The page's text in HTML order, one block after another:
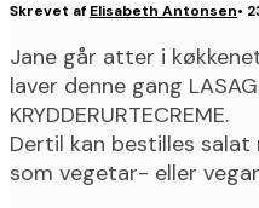
Skrevet af Elisabeth Antonsen•
Jane går atter i
laver denne gang
KRYDDERURTECREME.
Dertil kan bestilles
som vegetar- eller